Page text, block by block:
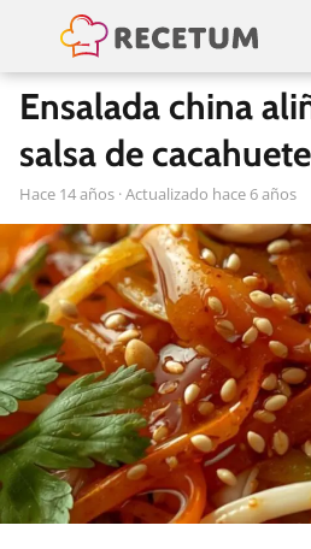
Ensalada china
salsa de
hace 14 años · Actualizado hace 6 años